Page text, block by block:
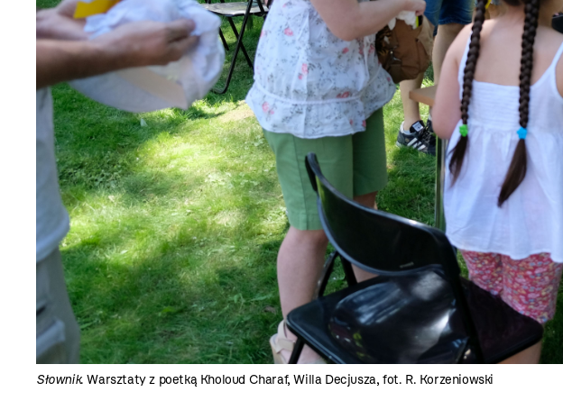
Słownik. Warsztaty z poetką Kholoud Charaf, Willa Decjusza, fot. R. Korzeniowski